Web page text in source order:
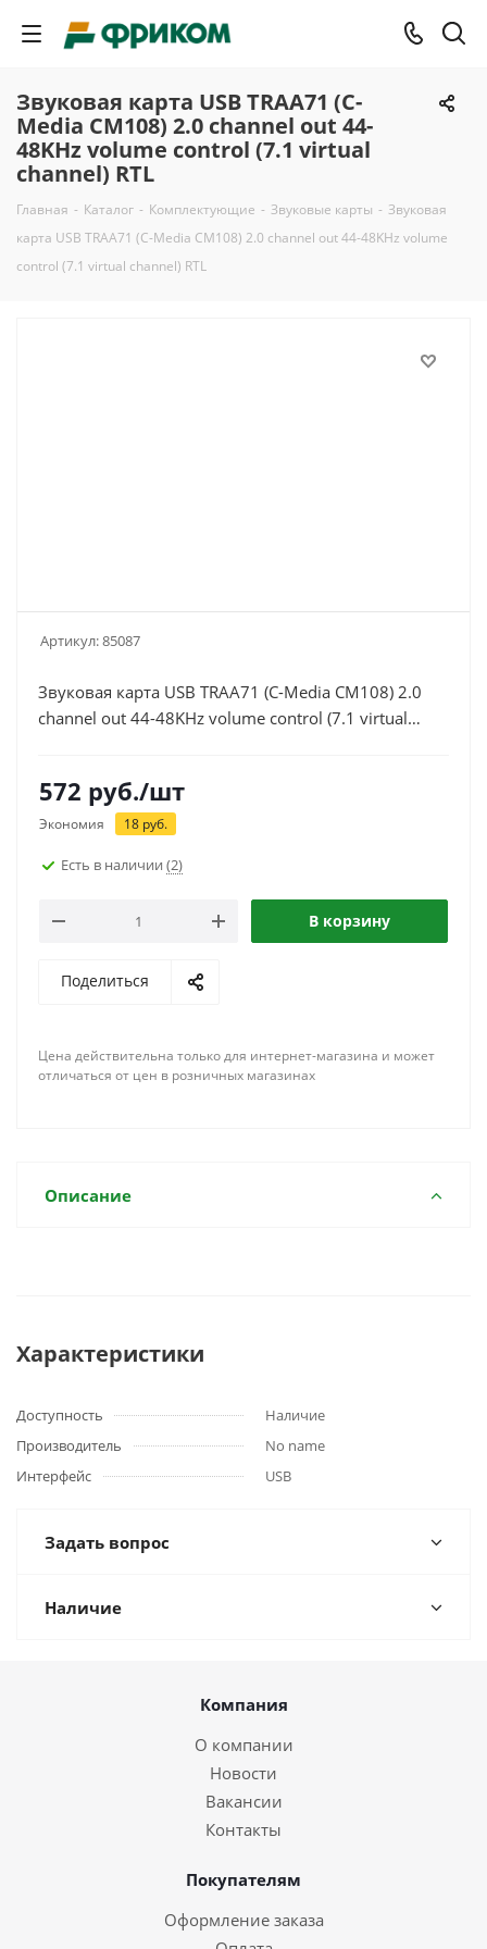
Звуковая карта USB TRAA71 (C-
Media CM108) 2.0 channel out 44-
48KHz volume control (7.1 virtual
channel) RTL
Главная - Каталог - Комплектующие - Звуковые карты - Звуковая
карта USB TRAA71 (C-Media CM108) 2.0 channel out 44-48KHz volume
control (7.1 virtual channel) RTL
Артикул:85087
Звуковая карта USB TRAA71 (C-Media CM108) 2.0
channel out 44-48KHz volume control (7.1 virtual
572 руб./шт
Экономия 18 руб.
Есть в наличии (2)
В корзину
Поделиться
Цена действительна только для интернет-магазина и может
отличаться от цен в розничных магазинах
Описание
Характеристики
Доступность
Наличие
Производитель
No name
Интерфейс
USB
Задать вопрос
Наличие
Компания
О компании
Новости
Вакансии
Контакты
Покупателям
Оформление заказа